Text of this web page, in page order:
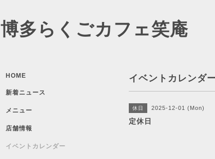
博多らくごカフェ笑庵
イベントカレンダ
休日 2025-12-01 (Mon)
定休日
HOME
新着ニュース
メニュー
店舗情報
イベントカレンダー